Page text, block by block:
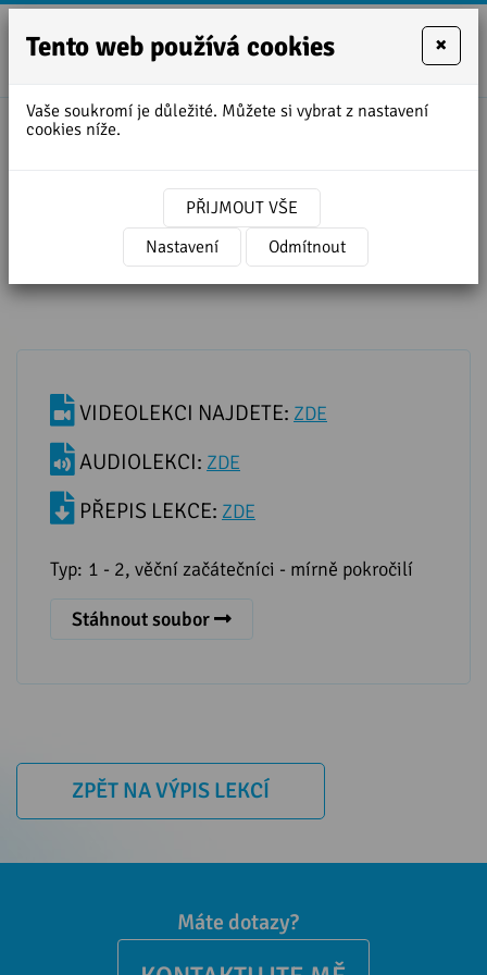
950
Úvodní stránka
CO TI JE? - cvičení angličtiny
VIDEOLEKCI NAJDETE: ZDE
AUDIOLEKCI: ZDE
PŘEPIS LEKCE: ZDE
Typ: 1 - 2, věční začátečníci - mírně pokročilí
Stáhnout soubor
ZPĚT NA VÝPIS LEKCÍ
Máte dotazy?
Tento web používá cookies ×
Vaše soukromí je důležité. Můžete si vybrat z nastavení
cookies níže.
PŘIJMOUT VŠE
Nastavení
Odmítnout